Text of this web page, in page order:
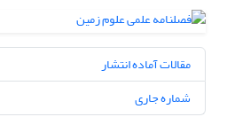
مقالات آماده انتشار
شماره جاری